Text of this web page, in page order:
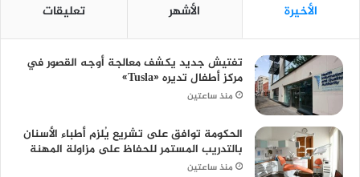
الأخيرة الأشهر تعليقات
تفتيش جديد يكشف معالجة أوجه القصور في
مركز أطفال تديره «Tusla»
منذ ساعتين
الحكومة توافق على تشريع يُلزم أطباء الأسنان
بالتدريب المستمر للحفاظ على مزاولة المهنة
منذ ساعتين